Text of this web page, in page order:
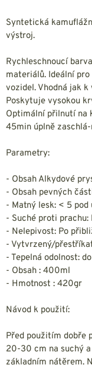
Syntetická
výstroj.
Rychleschnoucí
materiálů. Ideální
vozidel. Vhodná jak
Poskytuje vysokou
Optimální přilnutí na
45min úplně
Parametry:
- Obsah Alkydové
- Obsah pevných
- Matný lesk: < 5 pod
- Suché proti prachu:
- Nelepivost: Po
- Vytvrzený/
- Tepelná odolnost: do
- Obsah : 400ml
- Hmotnost : 420gr
Návod k použití:
Před použitím dobře
20-30 cm na suchý
základním nátěrem.